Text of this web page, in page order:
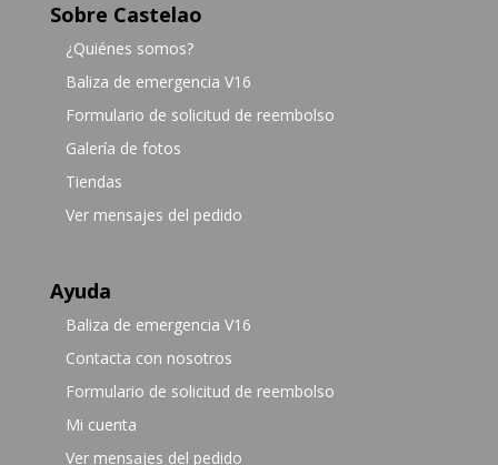
Sobre Castelao
¿Quiénes somos?
Baliza de emergencia V16
Formulario de solicitud de reembolso
Galería de fotos
Tiendas
Ver mensajes del pedido
Ayuda
Baliza de emergencia V16
Contacta con nosotros
Formulario de solicitud de reembolso
Mi cuenta
Ver mensajes del pedido